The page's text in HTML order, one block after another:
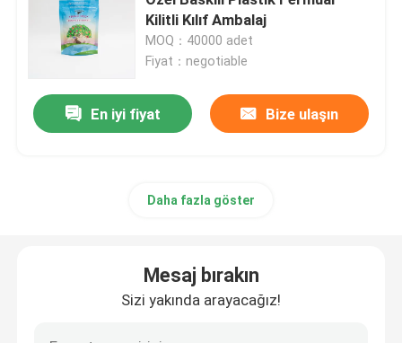
Evcil hayvan gıda paketleme çantası
Ayakta Kese
Kilitli Kılıf Ambalaj
MOQ：40000 adet
Fiyat：negotiable
En iyi fiyat Bize ulaşın
Daha fazla göster
Mesaj bırakın
Sizi yakında arayacağız!